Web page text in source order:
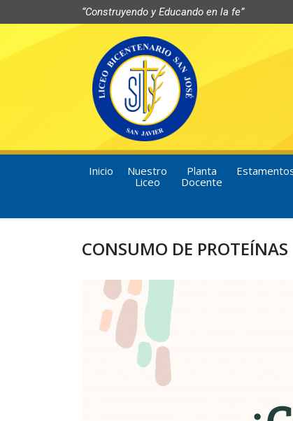
“Construyendo y Educando en la fe”
Inicio
Nuestro
Liceo
Planta
Docente
CONSUMO DE PROTEÍNAS